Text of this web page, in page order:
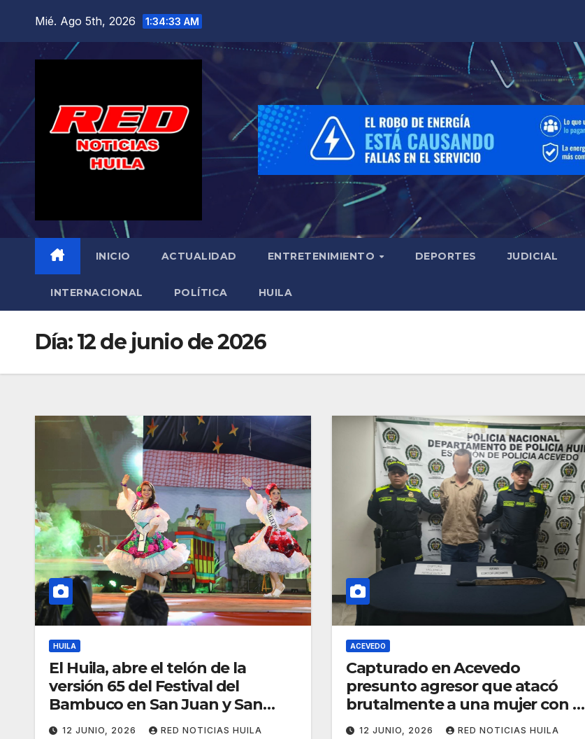
contenido
Mié. Ago 5th, 2026 1:34:34 AM
INICIO ACTUALIDAD ENTRETENIMIENTO DEPORTES JUDICIAL
INTERNACIONAL POLÍTICA HUILA
Día:12 de junio de 2026
HUILA
El Huila, abre el telón de la
versión 65 del Festival del
Bambuco en San Juan y San
Pedro
12 JUNIO, 2026 RED NOTICIAS HUILA
ACEVEDO
Capturado en Acevedo
presunto agresor que atacó
brutalmente a una mujer con un
machete
12 JUNIO, 2026 RED NOTICIAS HUILA